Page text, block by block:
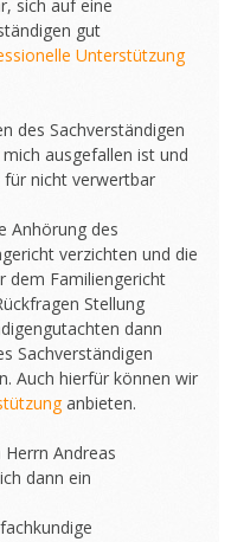
sich auf eine
gut
Unterstützung
des Sachverständigen
ausgefallen ist und
für nicht verwertbar
Anhörung des
verzichten und die
dem Familiengericht
Stellung
dann
Sachverständigen
Auch hierfür können wir
anbieten.
Andreas
dann ein